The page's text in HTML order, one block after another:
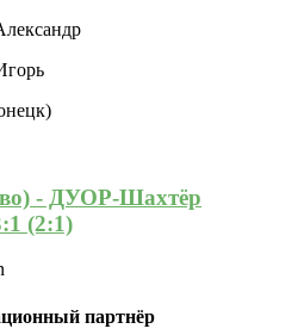
- ДУОР-Шахтёр
(2:1)
партнёр